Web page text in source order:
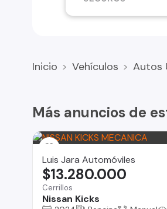
Inicio Vehículos Autos
Más anuncios de
Luis Jara Automóviles
Cerrillos
Nissan Kicks
$13.280.000